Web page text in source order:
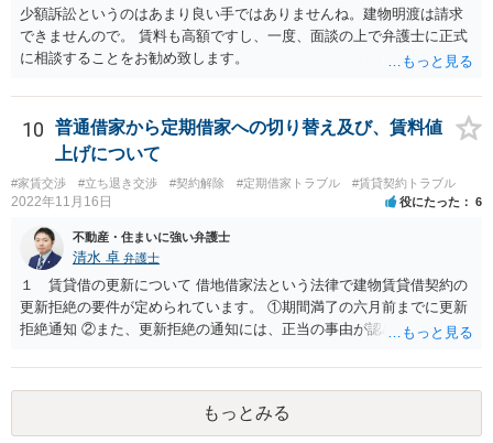
少額訴訟というのはあまり良い手ではありませんね。建物明渡は請求
できませんので。 賃料も高額ですし、一度、面談の上で弁護士に正式
に相談することをお勧め致します。
10
普通借家から定期借家への切り替え及び、賃料値
上げについて
#家賃交渉 #立ち退き交渉 #契約解除 #定期借家トラブル #賃貸契約トラブル
2022年11月16日 役にたった 6
不動産・住まいに強い弁護士
清水 卓 弁護士
１ 賃貸借の更新について 借地借家法という法律で建物賃貸借契約の
更新拒絶の要件が定められています。 ①期間満了の六月前までに更新
拒絶通知 ②また、更新拒絶の通知には、正当の事由が認められる必要
賃借人の建物使用を必要とする事情のほか、従前の経過，建物の利用
状況，建物の現況，いわゆる立退料の申出を考慮して判断するものと
されています。 ③更新拒絶通知がされた場合でも、賃貸借期間満了満
了後も賃借人が建物の使用を継続する場合には、賃借人に対し遅滞な
もっとみる